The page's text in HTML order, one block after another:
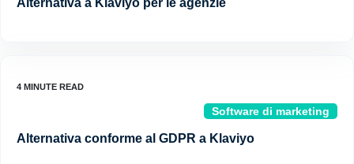
Alternativa a Klaviyo per le agenzie
Software di marketing
Alternativa conforme al GDPR a Klaviyo